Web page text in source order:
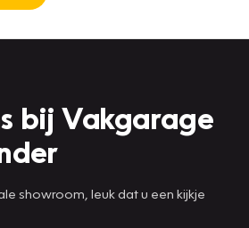
bij Vakgarage
showroom, leuk dat u een kijkje